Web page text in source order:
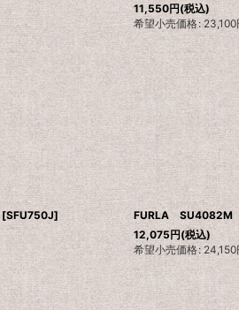
11,550円(税込)
希望小売価格: 23,100
[SFU750J] FURLA SU4082M
12,075円(税込)
希望小売価格: 24,150